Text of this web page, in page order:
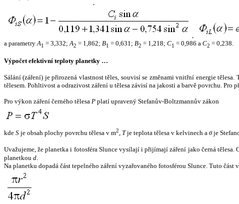
,
,
a parametryA1 = 3,332;A2 = 1,862; B1 = 0,631; B2 = 1,218; C1 = 0,986 a C2 = 0,238.
Výpočet efektivní teploty planetky …
Sálání (záření) je přirozená vlastnost těles, souvisí se změnami vnitřní energie
tělesem. Pohltivost a odrazivost záření u tělesa závisí na jakosti a barvě povrchu.
Pro výkon záření černého tělesa P platí upravený Stefanův-Boltzmannův zákon
kde S je obsah plochy povrchu tělesa v m2, Tje teplota tělesa v kelvinech a σje
Uvažujeme, že planetka i fotosféra Slunce vysílají i přijímají záření jako černá tělesa.
planetkou d.
Na planetku dopadá část tepelného záření vyzařovaného fotosférou Slunce. Tuto